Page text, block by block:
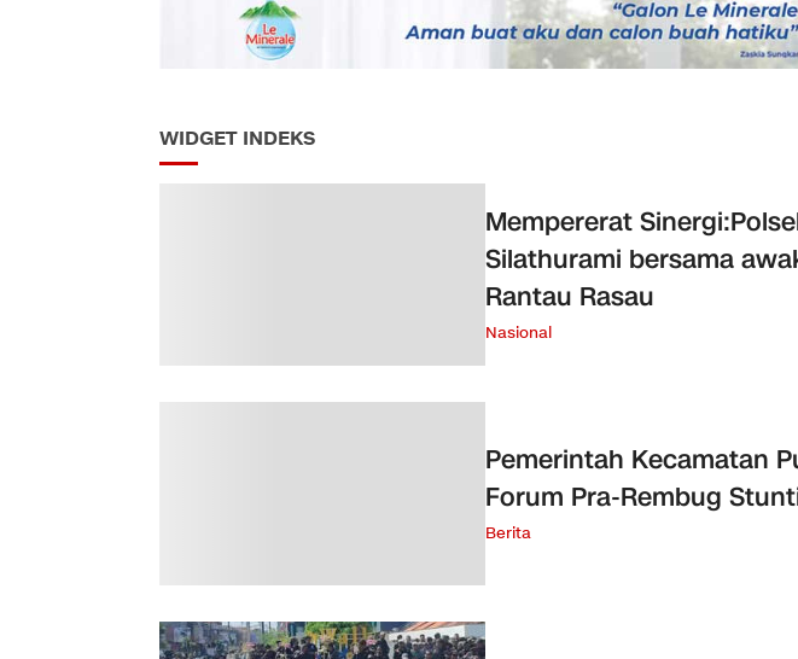
WIDGET INDEKS
Mempererat
Silathurami bersama
Rantau Rasau
Nasional
Pemerintah Kecamatan
Forum Pra-Rembug
Berita